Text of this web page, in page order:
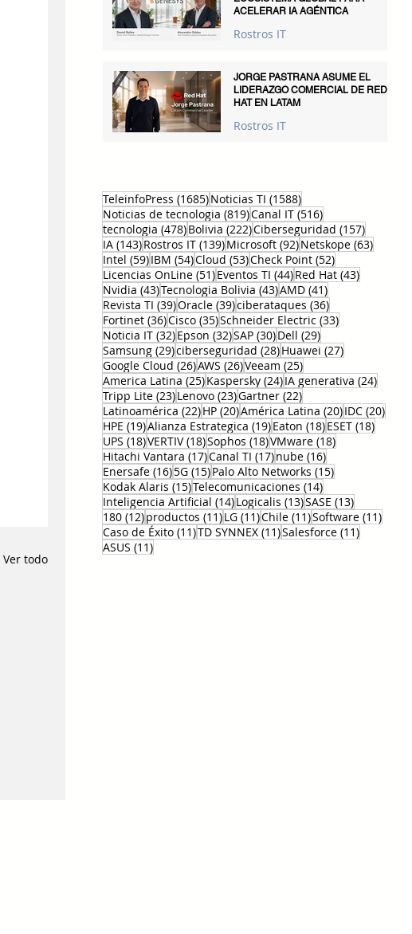
Ver todo
ACELERAR IA AGÉNTICA
Rostros IT
JORGE PASTRANA ASUME EL
LIDERAZGO COMERCIAL DE RED
HAT EN LATAM
Rostros IT
TeleinfoPress (1685)1685 entradas
Noticias TI (1588)1588 entradas
Noticias de tecnologia (819)819 entradas
Canal IT (516)516 entradas
tecnologia (478)478 entradas
Bolivia (222)222 entradas
Ciberseguridad (157)157
IA (143)143 entradas
Rostros IT (139)139 entradas
Microsoft (92)92 entradas
Netskope (63)63
Intel (59)59 entradas
IBM (54)54 entradas
Cloud (53)53 entradas
Check Point (52)52 entradas
Licencias OnLine (51)51 entradas
Eventos TI (44)44 entradas
Red Hat (43)43
Nvidia (43)43 entradas
Tecnologia Bolivia (43)43 entradas
AMD (41)41 entradas
Revista TI (39)39 entradas
Oracle (39)39 entradas
ciberataques (36)36 entradas
Fortinet (36)36 entradas
Cisco (35)35 entradas
Schneider Electric (33)33 entradas
Noticia IT (32)32 entradas
Epson (32)32 entradas
SAP (30)30 entradas
Dell (29)29 entradas
Samsung (29)29 entradas
ciberseguridad (28)28 entradas
Huawei (27)27 entradas
Google Cloud (26)26 entradas
AWS (26)26 entradas
Veeam (25)25 entradas
America Latina (25)25 entradas
Kaspersky (24)24 entradas
IA generativa (24)24
Tripp Lite (23)23 entradas
Lenovo (23)23 entradas
Gartner (22)22 entradas
Latinoamérica (22)22 entradas
HP (20)20 entradas
América Latina (20)20 entradas
IDC (20)20
HPE (19)19 entradas
Alianza Estrategica (19)19 entradas
Eaton (18)18 entradas
ESET (18)18
UPS (18)18 entradas
VERTIV (18)18 entradas
Sophos (18)18 entradas
VMware (18)18 entradas
Hitachi Vantara (17)17 entradas
Canal TI (17)17 entradas
nube (16)16 entradas
Enersafe (16)16 entradas
5G (15)15 entradas
Palo Alto Networks (15)15 entradas
Kodak Alaris (15)15 entradas
Telecomunicaciones (14)14 entradas
Inteligencia Artificial (14)14 entradas
Logicalis (13)13 entradas
SASE (13)13
180 (12)12 entradas
productos (11)11 entradas
LG (11)11 entradas
Chile (11)11 entradas
Software (11)11
Caso de Éxito (11)11 entradas
TD SYNNEX (11)11 entradas
Salesforce (11)11
ASUS (11)11 entradas